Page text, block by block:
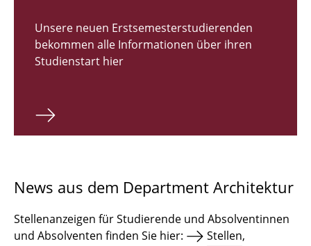
Bachelor Architektur
Master Architektur
Qualifikationsprofil
Institute
Unsere neuen Erstsemesterstudierenden
bekommen alle Informationen über ihren
Studienstart hier
News aus dem Department Architektur
Stellenanzeigen für Studierende und Absolventinnen
und Absolventen finden Sie hier:
Stellen,